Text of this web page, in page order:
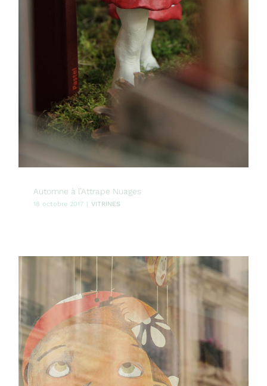
Automne à l’Attrape Nuages
18 octobre 2017 | VITRINES